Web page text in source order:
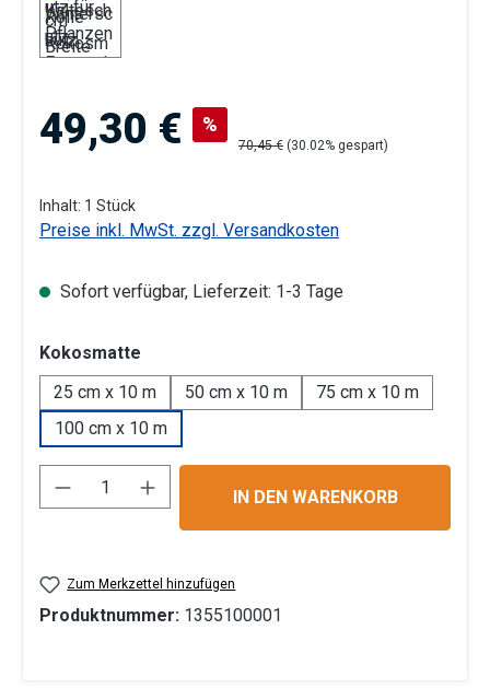
Verkaufspreis:
49,30 € %
Regulärer Preis:
70,45 € (30.02% gespart)
Inhalt: 1 Stück
Preise inkl. MwSt. zzgl. Versandkosten
Sofort verfügbar, Lieferzeit: 1-3 Tage
Kokosmatte
25 cm x 10 m
50 cm x 10 m
75 cm x 10 m
100 cm x 10 m
Produkt Anzahl: Gib den gewünschten
IN DEN WARENKORB
Zum Merkzettel hinzufügen
Produktnummer: 1355100001